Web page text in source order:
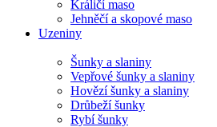
Králičí maso
Jehněčí a skopové maso
Uzeniny
Šunky a slaniny
Vepřové šunky a slaniny
Hovězí šunky a slaniny
Drůbeží šunky
Rybí šunky